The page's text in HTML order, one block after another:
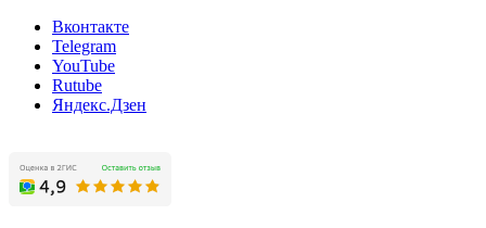
Вконтакте
Telegram
YouTube
Rutube
Яндекс.Дзен